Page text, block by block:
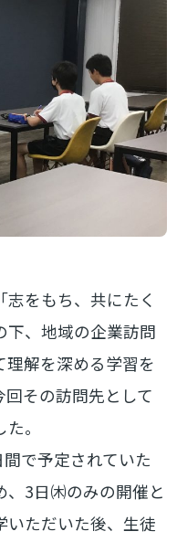
をもち、共にたく
下、地域の企業訪問
解を深める学習を
その訪問先として
。
で予定されていた
3日㈭のみの開催と
いただいた後、生徒